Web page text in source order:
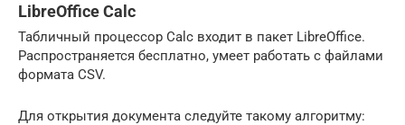
LibreOffice Calc
Табличный процессор Calc входит в пакет LibreOffice.
Распространяется бесплатно, умеет работать с файлами
формата CSV.
Для открытия документа следуйте такому алгоритму: